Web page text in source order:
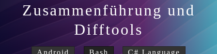
Zusammenführung und
Difftools
Android Bash C# Language